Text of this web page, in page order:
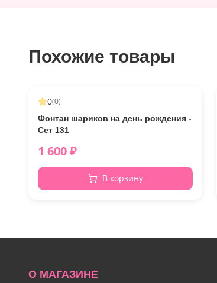
Похожие товары
0(0)
Фонтан шариков на день рождения -
Сет 131
1 600₽
В корзину
О МАГАЗИНЕ